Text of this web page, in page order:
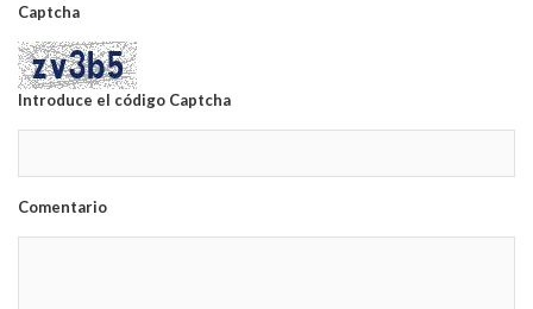
Captcha
Introduce el código Captcha
Comentario